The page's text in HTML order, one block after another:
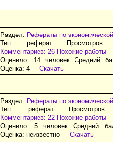
Раздел: Рефераты по
Тип: реферат Просмотров:
Комментариев: 26 Похожие работы
Оценило: 14 человек Средний
Оценка: 4 Скачать
Раздел: Рефераты по
Тип: реферат
Комментариев: 22 Похожие работы
Оценило: 5 человек Средний
Оценка: неизвестно Скачать